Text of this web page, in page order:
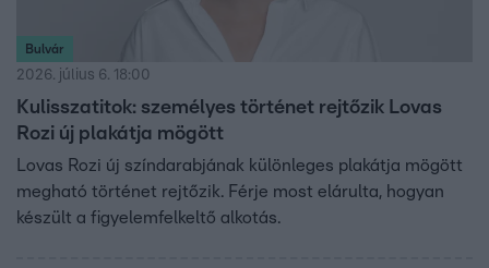
Bulvár
2026. július 6. 18:00
Kulisszatitok: személyes történet rejtőzik Lovas
Rozi új plakátja mögött
Lovas Rozi új színdarabjának különleges plakátja mögött
megható történet rejtőzik. Férje most elárulta, hogyan
készült a figyelemfelkeltő alkotás.